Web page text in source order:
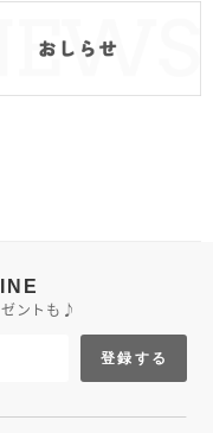
ントも♪
登録する